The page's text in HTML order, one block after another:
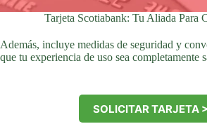
Tarjeta Scotiabank: Tu Aliada Para
Además, incluye medidas de seguridad y
que tu experiencia de uso sea completamente
SOLICITAR TARJETA